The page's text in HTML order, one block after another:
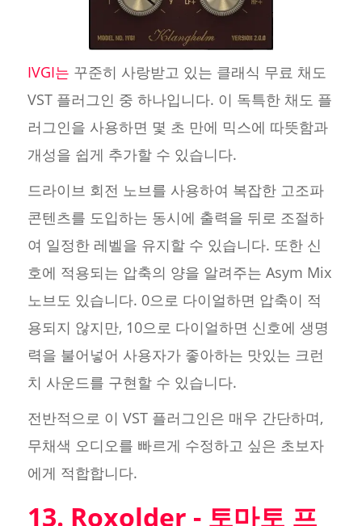
IVGI는 꾸준히 사랑받고 있는 클래식 무료 채도
VST 플러그인 중 하나입니다. 이 독특한 채도 플
러그인을 사용하면 몇 초 만에 믹스에 따뜻함과
개성을 쉽게 추가할 수 있습니다.
드라이브 회전 노브를 사용하여 복잡한 고조파
콘텐츠를 도입하는 동시에 출력을 뒤로 조절하
여 일정한 레벨을 유지할 수 있습니다. 또한 신
호에 적용되는 압축의 양을 알려주는 Asym Mix
노브도 있습니다. 0으로 다이얼하면 압축이 적
용되지 않지만, 10으로 다이얼하면 신호에 생명
력을 불어넣어 사용자가 좋아하는 맛있는 크런
치 사운드를 구현할 수 있습니다.
전반적으로 이 VST 플러그인은 매우 간단하며,
무채색 오디오를 빠르게 수정하고 싶은 초보자
에게 적합합니다.
13. Roxolder - 토마토 프